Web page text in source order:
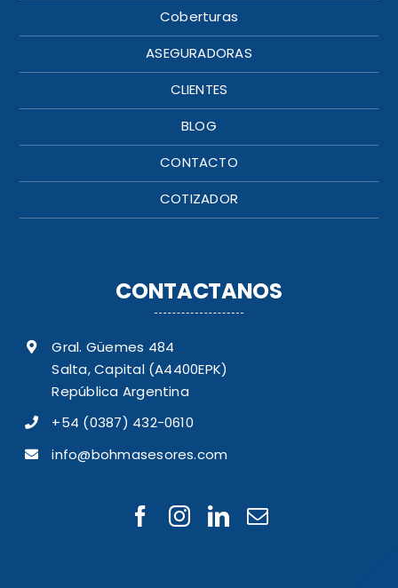
Coberturas
ASEGURADORAS
CLIENTES
BLOG
CONTACTO
COTIZADOR
CONTACTANOS
Gral. Güemes 484
Salta, Capital (A4400EPK)
República Argentina
+54 (0387) 432-0610
info@bohmasesores.com